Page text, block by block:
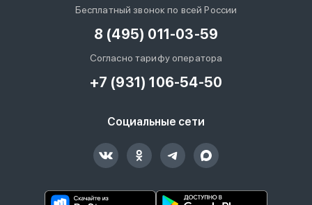
Бесплатный звонок по всей России
8 (495) 011-03-59
Согласно тарифу оператора
+7 (931) 106-54-50
Социальные сети